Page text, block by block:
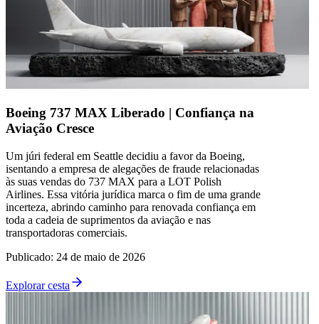
Boeing 737 MAX Liberado | Confiança na
Aviação Cresce
Um júri federal em Seattle decidiu a favor da Boeing,
isentando a empresa de alegações de fraude relacionadas
às suas vendas do 737 MAX para a LOT Polish
Airlines. Essa vitória jurídica marca o fim de uma grande
incerteza, abrindo caminho para renovada confiança em
toda a cadeia de suprimentos da aviação e nas
transportadoras comerciais.
Publicado: 24 de maio de 2026
Explorar cesta